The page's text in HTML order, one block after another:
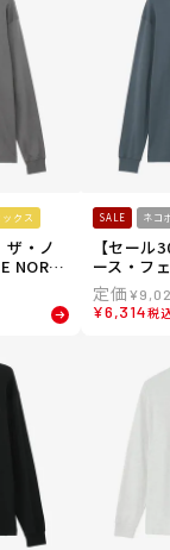
ックス
ザ・ノ
NORT
ロン
カーテ
S
SALE ネコ
【セール
ース・フ
H FACE
グスリー
ィー 長袖
¥
¥6,314税